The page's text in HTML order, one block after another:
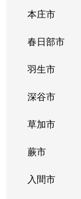
本庄市
春日部市
羽生市
深谷市
草加市
蕨市
入間市